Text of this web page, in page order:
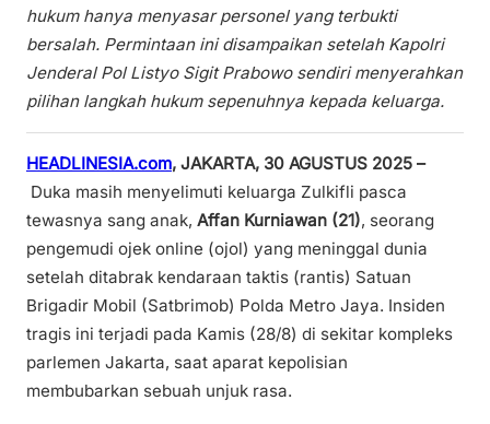
hukum hanya menyasar personel yang terbukti
bersalah. Permintaan ini disampaikan setelah Kapolri
Jenderal Pol Listyo Sigit Prabowo sendiri menyerahkan
pilihan langkah hukum sepenuhnya kepada keluarga.
HEADLINESIA.com, JAKARTA, 30 AGUSTUS 2025 –
Duka masih menyelimuti keluarga Zulkifli pasca
tewasnya sang anak, Affan Kurniawan (21), seorang
pengemudi ojek online (ojol) yang meninggal dunia
setelah ditabrak kendaraan taktis (rantis) Satuan
Brigadir Mobil (Satbrimob) Polda Metro Jaya. Insiden
tragis ini terjadi pada Kamis (28/8) di sekitar kompleks
parlemen Jakarta, saat aparat kepolisian
membubarkan sebuah unjuk rasa.